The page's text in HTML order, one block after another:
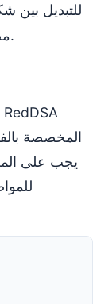
مصفوفة البايت وشكل الإحداثيات للنقطة.